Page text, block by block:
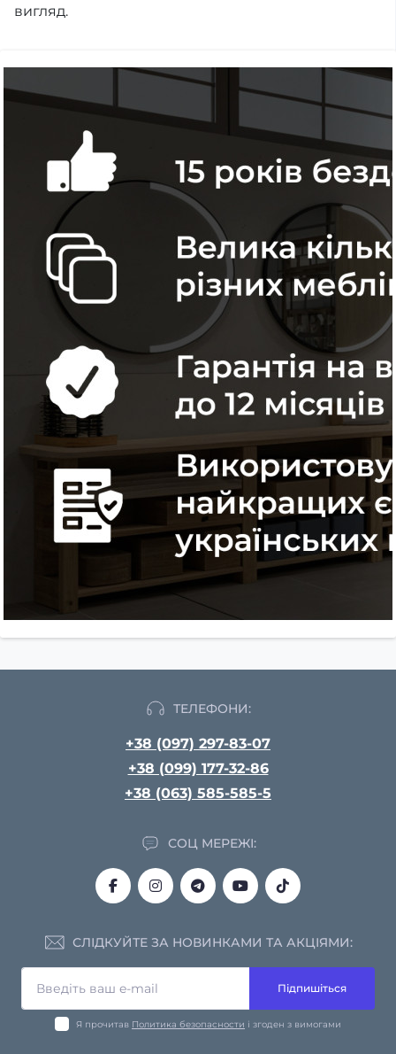
вигляд.
ТЕЛЕФОНИ:
+38 (097) 297-83-07
+38 (099) 177-32-86
+38 (063) 585-585-5
СОЦ МЕРЕЖІ:
СЛІДКУЙТЕ ЗА НОВИНКАМИ ТА АКЦІЯМИ:
Підпишіться
Я прочитав Политика безопасности і згоден з вимогами